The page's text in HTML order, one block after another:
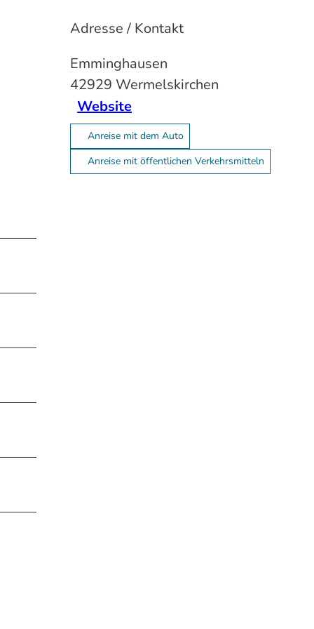
Adresse / Kontakt
Emminghausen
42929 Wermelskirchen
Website
Anreise mit dem Auto
Anreise mit öffentlichen Verkehrsmitteln